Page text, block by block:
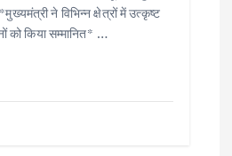
ने विभिन्न क्षेत्रों में उत्कृष्ट
को किया सम्मानित* …